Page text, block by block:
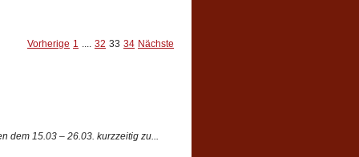
Vorherige 1 .... 32 33 34 Nächste
dem 15.03 – 26.03. kurzzeitig zu...